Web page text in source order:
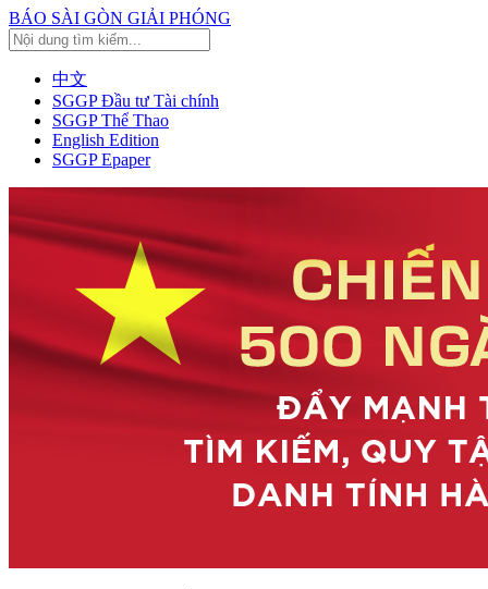
BÁO SÀI GÒN GIẢI PHÓNG
中文
SGGP Đầu tư Tài chính
SGGP Thể Thao
English Edition
SGGP Epaper